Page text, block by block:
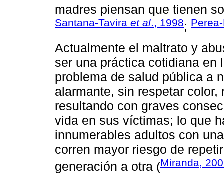
madres piensan que tienen
Santana-Tavira et al., 1998;
Actualmente el maltrato y
ser una práctica cotidiana en
problema de salud pública a
alarmante, sin respetar
resultando con graves
vida en sus víctimas; lo que
innumerables adultos con
corren mayor riesgo de
generación a otra (Miranda,